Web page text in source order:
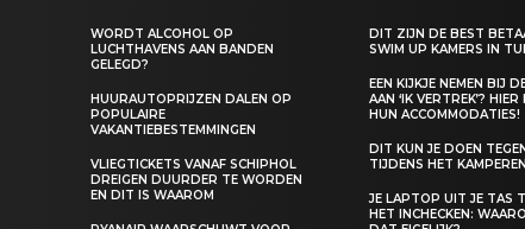
WORDT ALCOHOL OP
LUCHTHAVENS AAN BANDEN
GELEGD?
HUURAUTOPRIJZEN DALEN OP
POPULAIRE
VAKANTIEBESTEMMINGEN
VLIEGTICKETS VANAF SCHIPHOL
DREIGEN DUURDER TE WORDEN
EN DIT IS WAAROM
DIT ZIJN DE BEST
SWIM UP KAMERS IN
EEN KIJKJE NEMEN BIJ
AAN ‘IK VERTREK’? HIER
HUN ACCOMMODATIES!
DIT KUN JE DOEN
TIJDENS HET KAMPEREN
JE LAPTOP UIT JE TAS
HET INCHECKEN: